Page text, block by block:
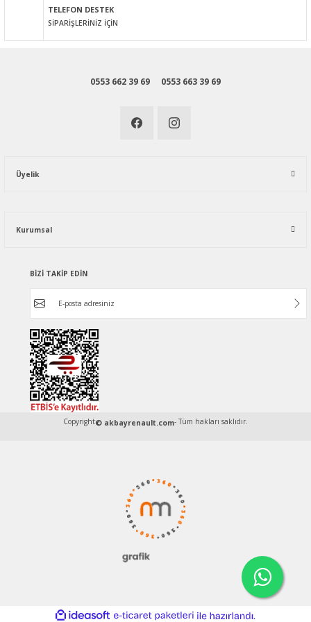
TELEFON DESTEK
SİPARİŞLERİNİZ İÇİN
0553 662 39 69 0553 663 39 69
Üyelik
Kurumsal
BİZİ TAKİP EDİN
Copyright© akbayrenault.com- Tüm hakları saklıdır.
ideasoft e-